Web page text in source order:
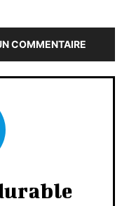
COMMENTAIRE